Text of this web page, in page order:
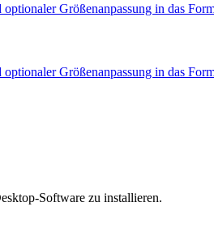
Größenanpassung in das
Größenanpassung in das
Software zu installieren.